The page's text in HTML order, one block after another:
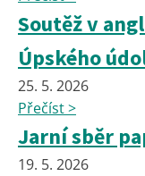
Soutěž v
Úpského
25. 5. 2026
Přečíst >
Jarní sběr
19. 5. 2026